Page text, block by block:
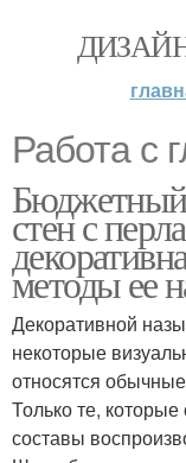
Работа с
Бюджетный
стен с
методы ее
Декоративной
некоторые
относятся
Только те,
составы